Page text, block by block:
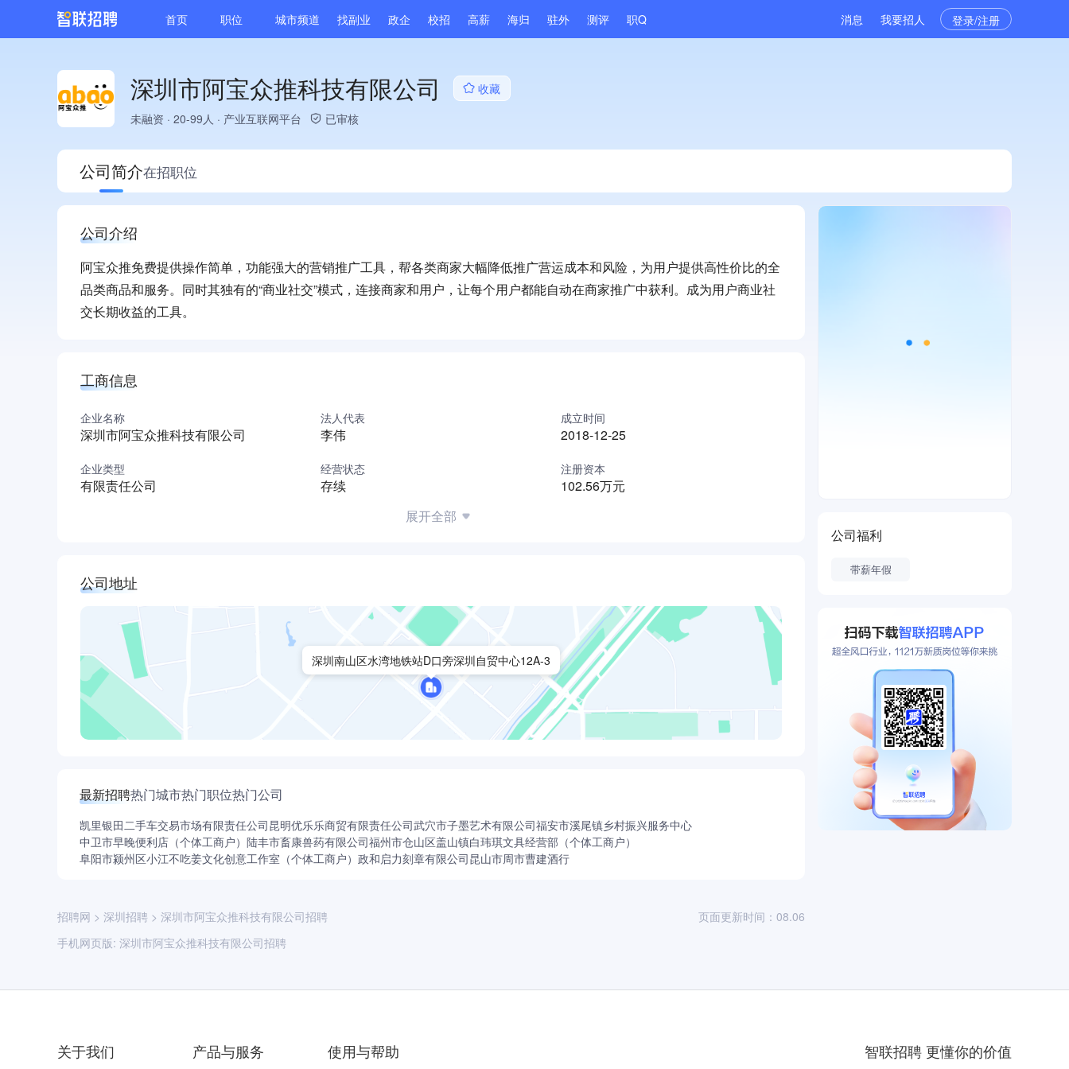
首页 职位 城市频道 找副业 政企 校招 高薪 海归 驻外 测评 职Q 消息 我要招人 登录/注册
深圳市阿宝众推科技有限公司
收藏
未融资 · 20-99人 · 产业互联网平台 已审核
公司简介在招职位
公司介绍
阿宝众推免费提供操作简单，功能强大的营销推广工具，帮各类商家大幅降低推广营运成本和风险，为用户提供高性价比的全
品类商品和服务。同时其独有的“商业社交”模式，连接商家和用户，让每个用户都能自动在商家推广中获利。成为用户商业社
交长期收益的工具。
工商信息
企业名称
深圳市阿宝众推科技有限公司
法人代表
李伟
成立时间
2018-12-25
企业类型
有限责任公司
经营状态
存续
注册资本
102.56万元
展开全部
公司地址
深圳南山区水湾地铁站D口旁深圳自贸中心12A-3
最新招聘热门城市热门职位热门公司
凯里银田二手车交易市场有限责任公司昆明优乐乐商贸有限责任公司武穴市子墨艺术有限公司福安市溪尾镇乡村振兴服务中心
中卫市早晚便利店（个体工商户） 陆丰市畜康兽药有限公司福州市仓山区盖山镇白玮琪文具经营部（个体工商户）
阜阳市颍州区小江不吃姜文化创意工作室（个体工商户） 政和启力刻章有限公司昆山市周市曹建酒行
招聘网 > 深圳招聘 > 深圳市阿宝众推科技有限公司招聘
手机网页版: 深圳市阿宝众推科技有限公司招聘
页面更新时间：08.06
公司福利
带薪年假
关于我们 产品与服务 使用与帮助 智联招聘 更懂你的价值